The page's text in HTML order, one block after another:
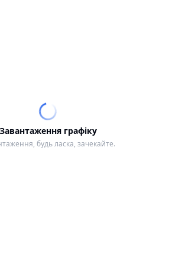
Завантаження графіку
будь ласка, зачекайте.